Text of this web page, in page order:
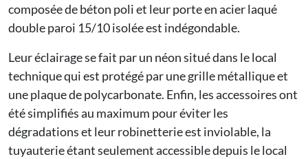
composée de béton poli et leur porte en acier laqué
double paroi 15/10 isolée est indégondable.
Leur éclairage se fait par un néon situé dans le local
technique qui est protégé par une grille métallique et
une plaque de polycarbonate. Enfin, les accessoires ont
été simplifiés au maximum pour éviter les
dégradations et leur robinetterie est inviolable, la
tuyauterie étant seulement accessible depuis le local